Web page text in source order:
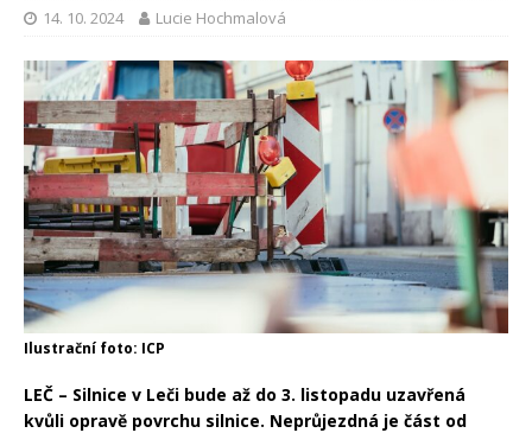
14. 10. 2024 Lucie Hochmalová
Ilustrační foto: ICP
LEČ – Silnice v Leči bude až do 3. listopadu uzavřená
kvůli opravě povrchu silnice. Neprůjezdná je část od